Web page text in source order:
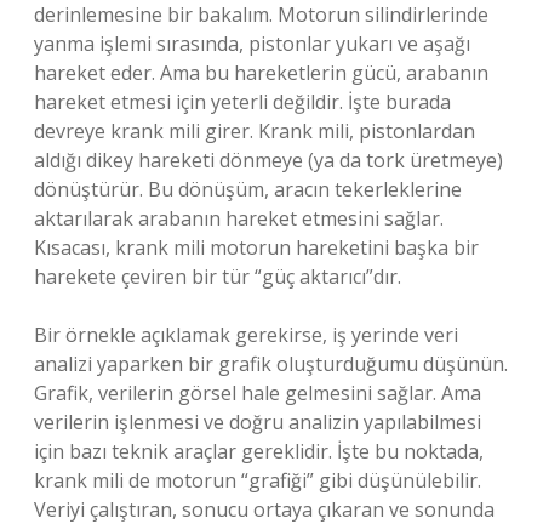
derinlemesine bir bakalım. Motorun silindirlerinde
yanma işlemi sırasında, pistonlar yukarı ve aşağı
hareket eder. Ama bu hareketlerin gücü, arabanın
hareket etmesi için yeterli değildir. İşte burada
devreye krank mili girer. Krank mili, pistonlardan
aldığı dikey hareketi dönmeye (ya da tork üretmeye)
dönüştürür. Bu dönüşüm, aracın tekerleklerine
aktarılarak arabanın hareket etmesini sağlar.
Kısacası, krank mili motorun hareketini başka bir
harekete çeviren bir tür “güç aktarıcı”dır.
Bir örnekle açıklamak gerekirse, iş yerinde veri
analizi yaparken bir grafik oluşturduğumu düşünün.
Grafik, verilerin görsel hale gelmesini sağlar. Ama
verilerin işlenmesi ve doğru analizin yapılabilmesi
için bazı teknik araçlar gereklidir. İşte bu noktada,
krank mili de motorun “grafiği” gibi düşünülebilir.
Veriyi çalıştıran, sonucu ortaya çıkaran ve sonunda